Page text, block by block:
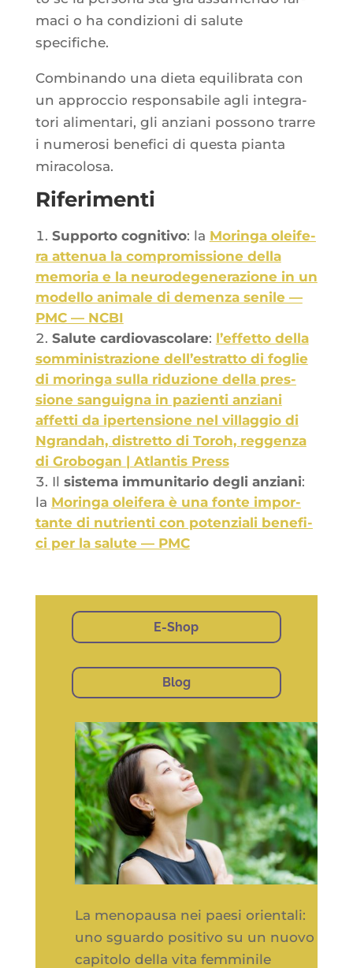
ma­ci o ha condi­zio­ni di salute
specifiche.
Com­bi­nan­do una die­ta equi­li­bra­ta con
un approc­cio res­pon­sa­bile agli inte­gra­
to­ri ali­men­ta­ri, gli anzia­ni pos­so­no trarre
i nume­ro­si bene­fi­ci di ques­ta pian­ta
miracolosa.
Riferimenti
Sup­por­to cog­ni­ti­vo: la Morin­ga olei­fe­
ra atte­nua la com­pro­mis­sione del­la
memo­ria e la neu­ro­de­ge­ne­ra­zione in un
model­lo ani­male di demen­za senile —
PMC — NCBI
Salute car­dio­vas­co­lare: l’ef­fet­to del­la
som­mi­nis­tra­zione dell’es­trat­to di foglie
di morin­ga sul­la ridu­zione del­la pres­
sione san­gui­gna in pazien­ti anzia­ni
affet­ti da iper­ten­sione nel vil­lag­gio di
Ngran­dah, dis­tret­to di Toroh, reg­gen­za
di Gro­bo­gan | Atlan­tis Press
Il sis­te­ma immu­ni­ta­rio degli anzia­ni:
la Morin­ga olei­fe­ra è una fonte impor­
tante di nutrien­ti con poten­zia­li bene­fi­
ci per la salute — PMC
E-Shop
Blog
La menopausa nei paesi orientali:
uno sguardo positivo su un nuovo
capitolo della vita femminile